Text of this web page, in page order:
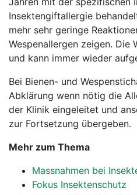
Insektengiftallergie
mehr sehr geringe
Wespenallergen zeigen. Die
und kann immer wieder
Bei Bienen- und
Abklärung wenn nötig die
der Klinik eingeleitet und
zur Fortsetzung übergeben.
Mehr zum Thema
Massnahmen bei
Fokus Insektenschutz